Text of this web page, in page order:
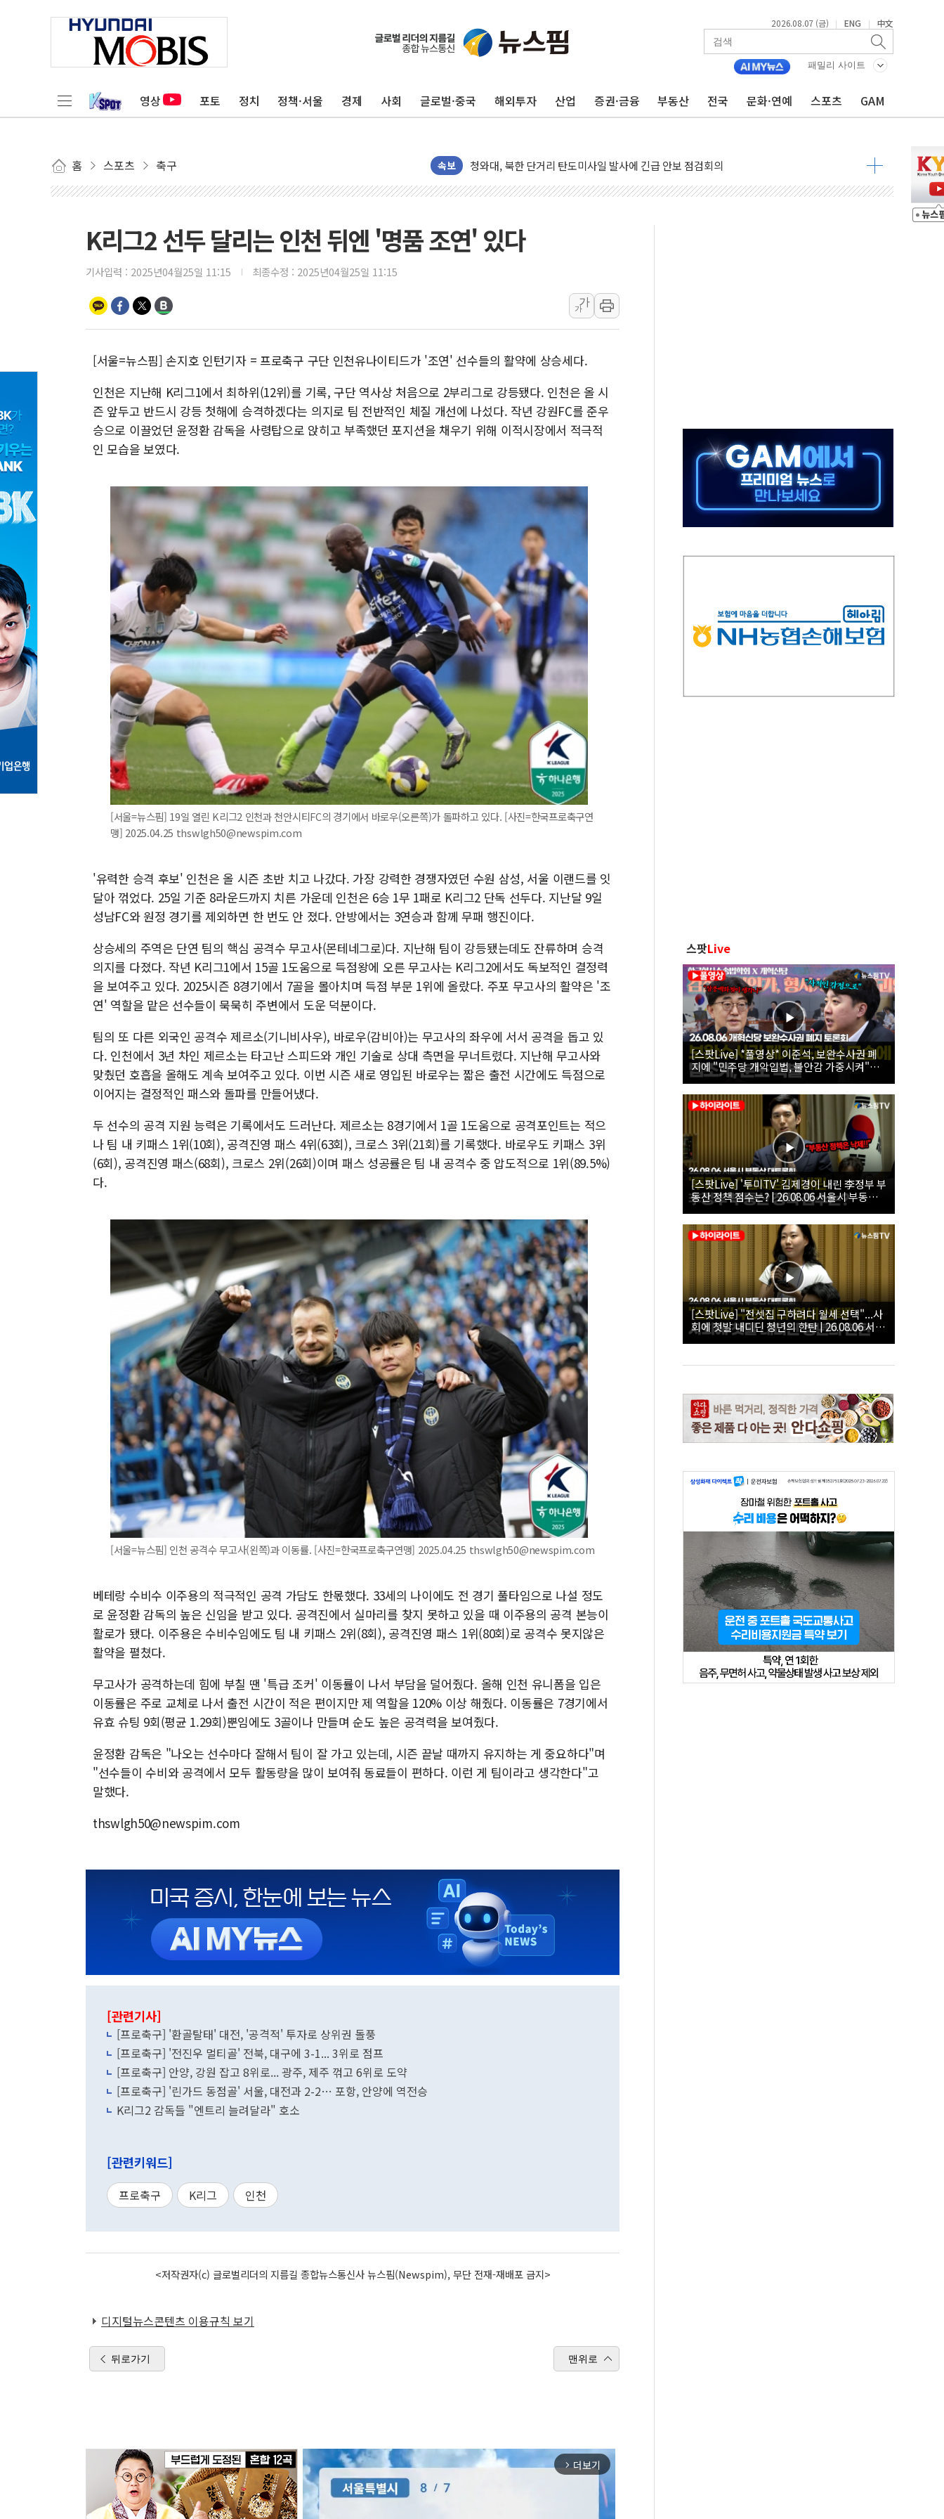
2026.08.07 (금) | ENG | 中文
패밀리 사이트
영상 포토 정치 정책·서울 경제 사회 글로벌·중국 해외투자 산업 증권·금융 부동산 전국 문화·연예 스포츠 GAM
홈 스포츠 축구 속보
리투아니아 국방 "러, 우크라 드론으로 나토 회원국 공격 검토… 거짓 깃발 작전"
구광모, 내주 실리콘밸리서 젠슨 황 재회…로봇·AI 데이터센터·모빌리티 구체화
김정관 장관 "영업이익 N% 성과급 반대…상법·자본시장법 개정 논의"
뉴욕증시 프리뷰, 미 주가선물 AI주 차익실현 속 혼조세...웨스턴디지털·샌디스크↓
금값 7주 만에 최고…美 고용 둔화·호르무즈 재개방 기대에 강세
[인도증시] 중동 긴장 완화에 실적 호조까지, 상승...호실적 보고 기업 상승세 뚜렷
[베트남 증시] 지수 하락 속 'DGC' 임시 주총 기대감에 홀로 상한가…마진 잔액은 사상 최고
'월가의 황제' 다이먼 "금융시장 레버리지 위험수위…숨은 차입이 더 큰 변수"
김정관 산업부 장관 "주 52시간 손봐야, 경쟁상대 中과 비교해야"
해군 1함대 창설 80주년…지역과 함께하는 '선봉'의 대민 봉사
[3보] 북, 원산서 동해로 단거리 탄도미사일 1발 발사… 올해 10번째·42일 만 도발
우크라 드론 전술, 중남미 콜롬비아에 새 안보 위기… 반군·마약카르텔이 습득해 전투 활용
주한미군 "오산기지 누출, 백린 아닌 무해한 표면 부식 물질"
구미 폐염산처리업체서 불 2시간30여분만에 진화...외국인 노동자 숨져
해군과 함께하는 '불금전파, 송정' 시즌2
K리그2 선두 달리는 인천 뒤엔 '명품 조연' 있다
기사입력 : 2025년04월25일 11:15 최종수정 : 2025년04월25일 11:15
가
가
[서울=뉴스핌] 손지호 인턴기자 = 프로축구 구단 인천유나이티드가 '조연' 선수들의 활약에 상승세다.
인천은 지난해 K리그1에서 최하위(12위)를 기록, 구단 역사상 처음으로 2부리그로 강등됐다. 인천은 올 시
즌 앞두고 반드시 강등 첫해에 승격하겠다는 의지로 팀 전반적인 체질 개선에 나섰다. 작년 강원FC를 준우
승으로 이끌었던 윤정환 감독을 사령탑으로 앉히고 부족했던 포지션을 채우기 위해 이적시장에서 적극적
인 모습을 보였다.
[서울=뉴스핌] 19일 열린 K리그2 인천과 천안시티FC의 경기에서 바로우(오른쪽)가 돌파하고 있다. [사진=한국프로축구연
맹] 2025.04.25 thswlgh50@newspim.com
'유력한 승격 후보' 인천은 올 시즌 초반 치고 나갔다. 가장 강력한 경쟁자였던 수원 삼성, 서울 이랜드를 잇
달아 꺾었다. 25일 기준 8라운드까지 치른 가운데 인천은 6승 1무 1패로 K리그2 단독 선두다. 지난달 9일
성남FC와 원정 경기를 제외하면 한 번도 안 졌다. 안방에서는 3연승과 함께 무패 행진이다.
상승세의 주역은 단연 팀의 핵심 공격수 무고사(몬테네그로)다. 지난해 팀이 강등됐는데도 잔류하며 승격
의지를 다졌다. 작년 K리그1에서 15골 1도움으로 득점왕에 오른 무고사는 K리그2에서도 독보적인 결정력
을 보여주고 있다. 2025시즌 8경기에서 7골을 몰아치며 득점 부문 1위에 올랐다. 주포 무고사의 활약은 '조
연' 역할을 맡은 선수들이 묵묵히 주변에서 도운 덕분이다.
팀의 또 다른 외국인 공격수 제르소(기니비사우), 바로우(감비아)는 무고사의 좌우에 서서 공격을 돕고 있
다. 인천에서 3년 차인 제르소는 타고난 스피드와 개인 기술로 상대 측면을 무너트렸다. 지난해 무고사와
맞췄던 호흡을 올해도 계속 보여주고 있다. 이번 시즌 새로 영입된 바로우는 짧은 출전 시간에도 득점으로
이어지는 결정적인 패스와 돌파를 만들어냈다.
두 선수의 공격 지원 능력은 기록에서도 드러난다. 제르소는 8경기에서 1골 1도움으로 공격포인트는 적으
나 팀 내 키패스 1위(10회), 공격진영 패스 4위(63회), 크로스 3위(21회)를 기록했다. 바로우도 키패스 3위
(6회), 공격진영 패스(68회), 크로스 2위(26회)이며 패스 성공률은 팀 내 공격수 중 압도적으로 1위(89.5%)
다.
[서울=뉴스핌] 인천 공격수 무고사(왼쪽)과 이동률. [사진=한국프로축구연맹] 2025.04.25 thswlgh50@newspim.com
베테랑 수비수 이주용의 적극적인 공격 가담도 한몫했다. 33세의 나이에도 전 경기 풀타임으로 나설 정도
로 윤정환 감독의 높은 신임을 받고 있다. 공격진에서 실마리를 찾지 못하고 있을 때 이주용의 공격 본능이
활로가 됐다. 이주용은 수비수임에도 팀 내 키패스 2위(8회), 공격진영 패스 1위(80회)로 공격수 못지않은
활약을 펼쳤다.
무고사가 공격하는데 힘에 부칠 땐 '특급 조커' 이동률이 나서 부담을 덜어줬다. 올해 인천 유니폼을 입은
이동률은 주로 교체로 나서 출전 시간이 적은 편이지만 제 역할을 120% 이상 해줬다. 이동률은 7경기에서
유효 슈팅 9회(평균 1.29회)뿐임에도 3골이나 만들며 순도 높은 공격력을 보여줬다.
윤정환 감독은 "나오는 선수마다 잘해서 팀이 잘 가고 있는데, 시즌 끝날 때까지 유지하는 게 중요하다"며
"선수들이 수비와 공격에서 모두 활동량을 많이 보여줘 동료들이 편하다. 이런 게 팀이라고 생각한다"고
말했다.
thswlgh50@newspim.com
[관련기사]
[프로축구] '환골탈태' 대전, '공격적' 투자로 상위권 돌풍
[프로축구] '전진우 멀티골' 전북, 대구에 3-1... 3위로 점프
[프로축구] 안양, 강원 잡고 8위로... 광주, 제주 꺾고 6위로 도약
[프로축구] '린가드 동점골' 서울, 대전과 2-2… 포항, 안양에 역전승
K리그2 감독들 "엔트리 늘려달라" 호소
[관련키워드]
프로축구 K리그 인천
<저작권자(c) 글로벌리더의 지름길 종합뉴스통신사 뉴스핌(Newspim), 무단 전재-재배포 금지>
디지털뉴스콘텐츠 이용규칙 보기
뒤로가기 맨위로
arrow_forward_ios 더보기
스팟Live
[스팟Live] *풀영상* 이준석, 보완수사권 폐
지에 "민주당 개악입법, 불안감 가중시켜"｜
26.08.06 개혁신당 보완수사권 폐지 토론회
[스팟Live] '투미TV' 김제경이 내린 李정부 부
동산 정책 점수는? | 26.08.06 서울시 부동산
대토론회
[스팟Live] "전셋집 구하려다 월세 선택"...사
회에 첫발 내디딘 청년의 한탄 | 26.08.06 서울
시 부동산 대토론회